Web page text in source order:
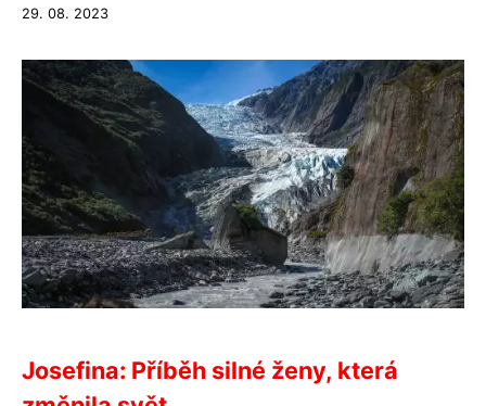
29. 08. 2023
Josefina: Příběh silné ženy, která